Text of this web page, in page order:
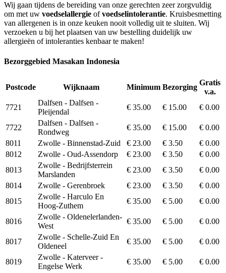
Wij gaan tijdens de bereiding van onze gerechten zeer zorgvuldig
om met uw voedselallergie ofvoedselintolerantie. Kruisbesmetting
van allergenen is in onze keuken nooit volledig uit te sluiten. Wij
verzoeken u bij het plaatsen van uw bestelling duidelijk uw
allergieën of intoleranties kenbaar te maken!
Bezorggebied Masakan Indonesia
Postcode Wijknaam Minimum Bezorging
Gratis
v.a.
7721
Dalfsen - Dalfsen -
Pleijendal
€ 35.00 € 15.00 € 0.00
7722
Dalfsen - Dalfsen -
Rondweg
€ 35.00 € 15.00
€ 0.00
8011
Zwolle - Binnenstad-Zuid € 23.00 € 3.50
€ 0.00
8012
Zwolle - Oud-Assendorp € 23.00 € 3.50
€ 0.00
8013
Zwolle - Bedrijfsterrein
Marslanden
€ 23.00 € 3.50
€ 0.00
8014
Zwolle - Gerenbroek € 23.00 € 3.50
€ 0.00
8015
Zwolle - Harculo En
Hoog-Zuthem
€ 35.00 € 5.00 € 0.00
8016
Zwolle - Oldenelerlanden-
West
€ 35.00 € 5.00 € 0.00
8017
Zwolle - Schelle-Zuid En
Oldeneel
€ 35.00 € 5.00 € 0.00
8019
Zwolle - Katerveer -
Engelse Werk
€ 35.00 € 5.00
€ 0.00